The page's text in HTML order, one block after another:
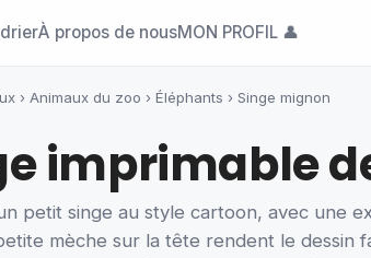
À propos de nousMON PROFIL 👤
› Animaux du zoo › Éléphants › Singe mignon
imprimable
petit singe au style cartoon, avec une
mèche sur la tête rendent le dessin